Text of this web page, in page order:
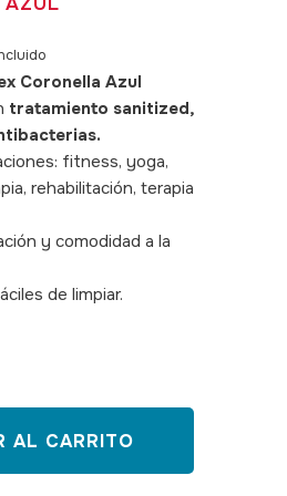
Coronella Azul
tratamiento sanitized,
fitness, yoga,
rehabilitación, terapia
y comodidad a la
de limpiar.
AL CARRITO